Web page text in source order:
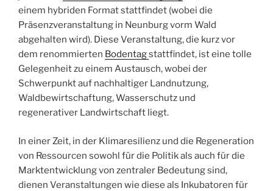
einem hybriden Format stattfindet (wobei die
Präsenzveranstaltung in Neunburg vorm Wald
abgehalten wird). Diese Veranstaltung, die kurz vor
dem renommierten Bodentagstattfindet, ist eine tolle
Gelegenheit zu einem Austausch, wobei der
Schwerpunkt auf nachhaltiger Landnutzung,
Waldbewirtschaftung, Wasserschutz und
regenerativer Landwirtschaft liegt.
In einer Zeit, in der Klimaresilienz und die Regeneration
von Ressourcen sowohl für die Politik als auch für die
Marktentwicklung von zentraler Bedeutung sind,
dienen Veranstaltungen wie diese als Inkubatoren für